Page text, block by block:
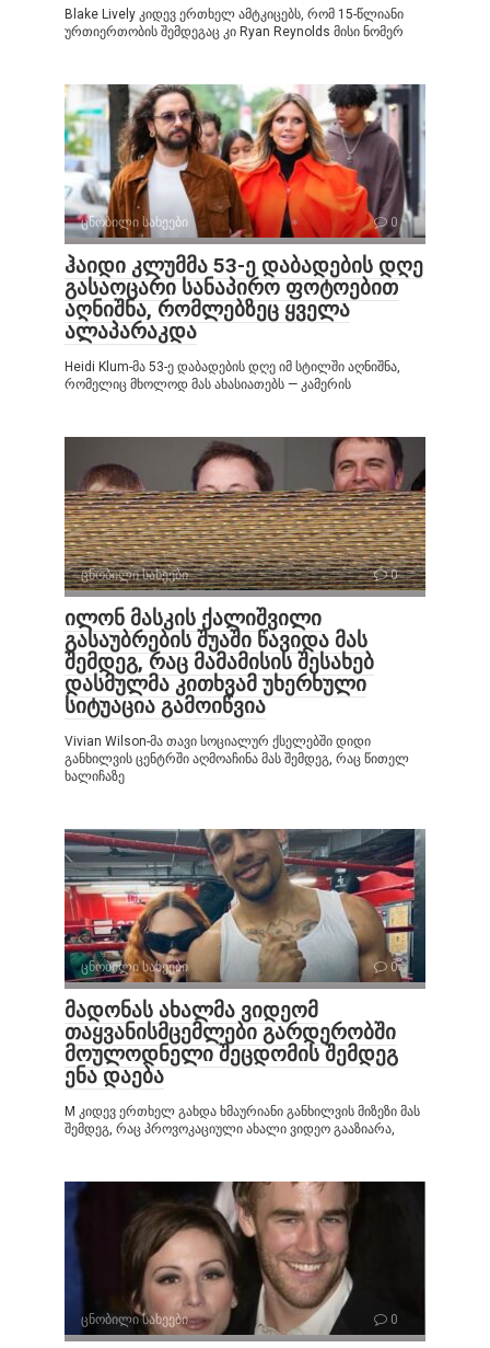
Blake Lively კიდევ ერთხელ ამტკიცებს, რომ 15-წლიანი
ურთიერთობის შემდეგაც კი Ryan Reynolds მისი ნომერ
ცნობილი სახეები 0
ჰაიდი კლუმმა 53-ე დაბადების დღე
გასაოცარი სანაპირო ფოტოებით
აღნიშნა, რომლებზეც ყველა
ალაპარაკდა
Heidi Klum-მა 53-ე დაბადების დღე იმ სტილში აღნიშნა,
რომელიც მხოლოდ მას ახასიათებს — კამერის
ცნობილი სახეები 0
ილონ მასკის ქალიშვილი
გასაუბრების შუაში წავიდა მას
შემდეგ, რაც მამამისის შესახებ
დასმულმა კითხვამ უხერხული
სიტუაცია გამოიწვია
Vivian Wilson-მა თავი სოციალურ ქსელებში დიდი
განხილვის ცენტრში აღმოაჩინა მას შემდეგ, რაც წითელ
ხალიჩაზე
ცნობილი სახეები 0
მადონას ახალმა ვიდეომ
თაყვანისმცემლები გარდერობში
მოულოდნელი შეცდომის შემდეგ
ენა დაება
M კიდევ ერთხელ გახდა ხმაურიანი განხილვის მიზეზი მას
შემდეგ, რაც პროვოკაციული ახალი ვიდეო გააზიარა,
ცნობილი სახეები 0